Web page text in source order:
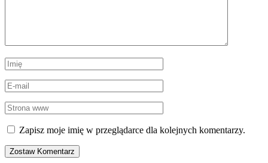
Zapisz moje imię w przeglądarce dla kolejnych komentarzy.